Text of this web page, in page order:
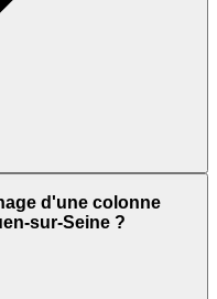
d'une colonne
sur-Seine ?